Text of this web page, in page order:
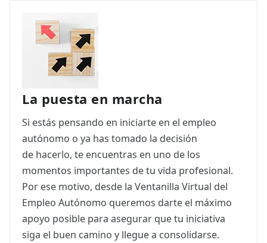
La puesta en marcha
Si estás pensando en iniciarte en el empleo
autónomo o ya has tomado la decisión
de hacerlo, te encuentras en uno de los
momentos importantes de tu vida profesional.
Por ese motivo, desde la Ventanilla Virtual del
Empleo Autónomo queremos darte el máximo
apoyo posible para asegurar que tu iniciativa
siga el buen camino y llegue a consolidarse.